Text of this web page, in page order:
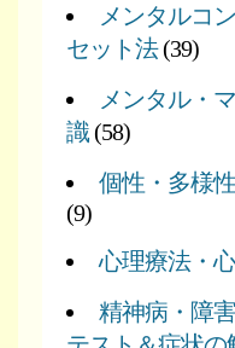
メンタルコ
セット法(39)
メンタル・
識(58)
個性・多様
(9)
心理療法・
精神病・障